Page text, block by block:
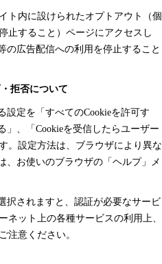
ト内に設けられたオプトアウト（個
止すること）ページにアクセスし
の広告配信への利用を停止すること
拒否について
設定を「すべてのCookieを許可す
」、「Cookieを受信したらユーザー
。設定方法は、ブラウザにより異な
、お使いのブラウザの「ヘルプ」メ
択されますと、認証が必要なサービ
ネット上の各種サービスの利用上、
注意ください。